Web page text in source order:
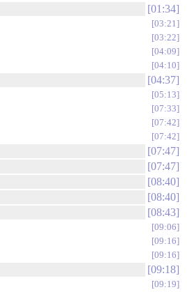
01:34
03:21
03:22
04:09
04:10
04:37
05:13
07:33
07:42
07:42
07:47
07:47
08:40
08:40
08:43
09:06
09:16
09:16
09:18
09:19